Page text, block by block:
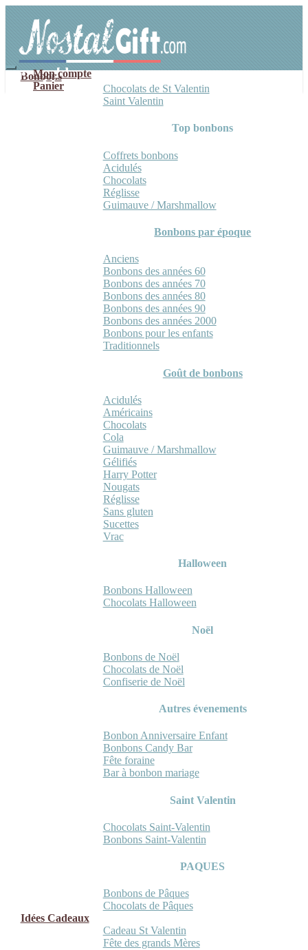
navigation
contenu
Mon compte
Panier
Bonbons
Chocolats de St Valentin
Saint Valentin
Top bonbons
Coffrets bonbons
Acidulés
Chocolats
Réglisse
Guimauve / Marshmallow
Bonbons par époque
Anciens
Bonbons des années 60
Bonbons des années 70
Bonbons des années 80
Bonbons des années 90
Bonbons des années 2000
Bonbons pour les enfants
Traditionnels
Goût de bonbons
Acidulés
Américains
Chocolats
Cola
Guimauve / Marshmallow
Gélifiés
Harry Potter
Nougats
Réglisse
Sans gluten
Sucettes
Vrac
Halloween
Bonbons Halloween
Chocolats Halloween
Noël
Bonbons de Noël
Chocolats de Noël
Confiserie de Noël
Autres évenements
Bonbon Anniversaire Enfant
Bonbons Candy Bar
Fête foraine
Bar à bonbon mariage
Saint Valentin
Chocolats Saint-Valentin
Bonbons Saint-Valentin
PAQUES
Bonbons de Pâques
Chocolats de Pâques
Idées Cadeaux
Cadeau St Valentin
Fête des grands Mères